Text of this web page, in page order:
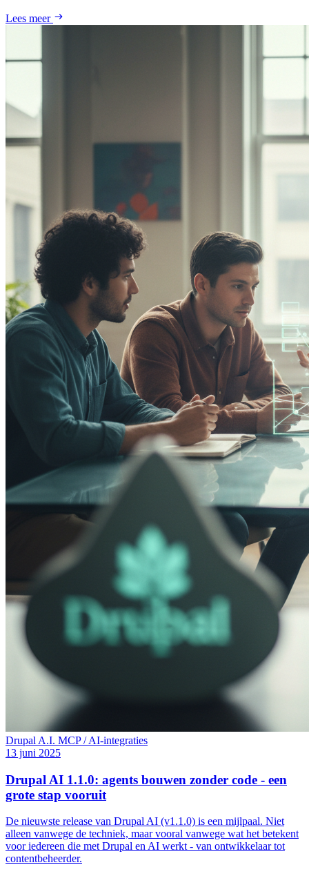
Lees meer
Drupal A.I. MCP / AI-integraties
13 juni 2025
Drupal AI 1.1.0: agents bouwen zonder code - een
grote stap vooruit
De nieuwste release van Drupal AI (v1.1.0) is een mijlpaal. Niet
alleen vanwege de techniek, maar vooral vanwege wat het betekent
voor iedereen die met Drupal en AI werkt - van ontwikkelaar tot
contentbeheerder.